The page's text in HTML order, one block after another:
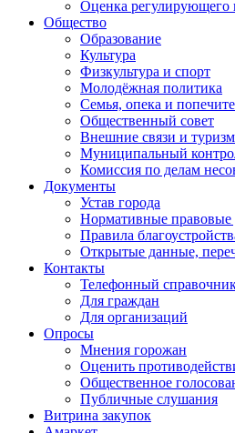
Оценка регулирующего
Общество
Образование
Культура
Физкультура и спорт
Молодёжная политика
Семья, опека и
Общественный совет
Внешние связи и туризм
Муниципальный
Комиссия по делам
Документы
Устав города
Нормативные правовые
Правила
Открытые данные,
Контакты
Телефонный
Для граждан
Для организаций
Опросы
Мнения горожан
Оценить
Общественное
Публичные слушания
Витрина закупок